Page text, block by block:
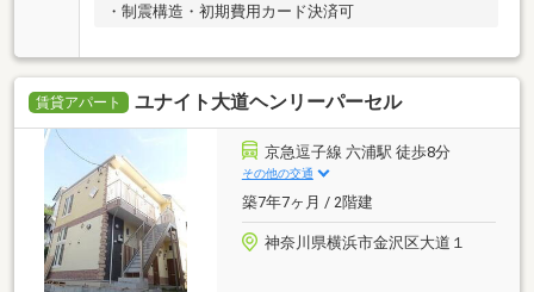
・制震構造・初期費用カード決済可
賃貸アパート ユナイト大道ヘンリーパーセル
京急逗子線 六浦駅 徒歩8分
その他の交通
築7年7ヶ月 / 2階建
神奈川県横浜市金沢区大道１